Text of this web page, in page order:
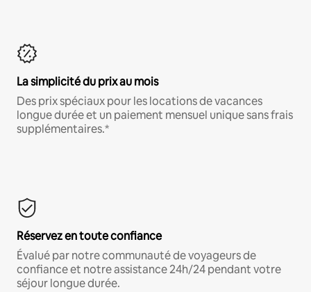
La simplicité du prix au mois
Des prix spéciaux pour les locations de vacances
longue durée et un paiement mensuel unique sans frais
supplémentaires.*
Réservez en toute confiance
Évalué par notre communauté de voyageurs de
confiance et notre assistance 24h/24 pendant votre
séjour longue durée.